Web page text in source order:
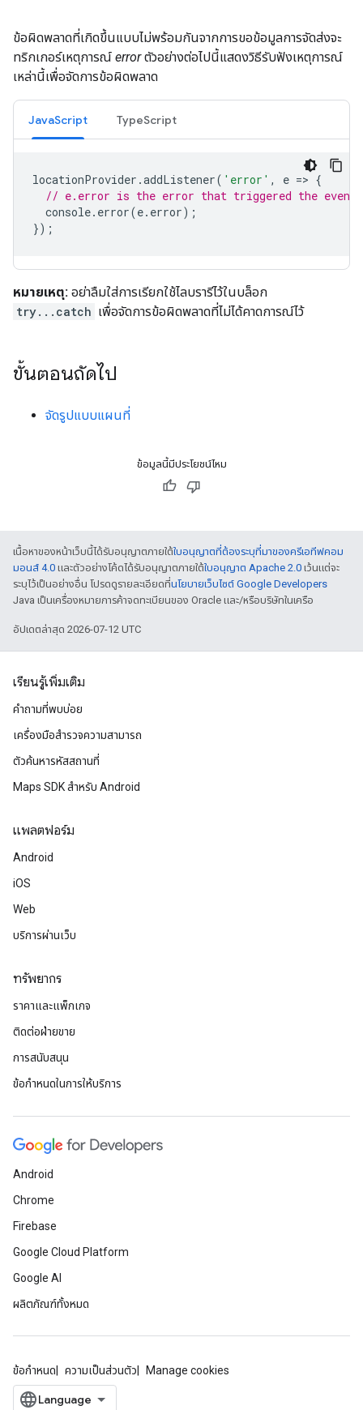
ข้อผิดพลาดที่เกิดขึ้นแบบไม่พร้อมกันจากการขอข้อมูลการจัดส่งจะ
ทริกเกอร์เหตุการณ์ errorตัวอย่างต่อไปนี้แสดงวิธีรับฟังเหตุการณ์
เหล่านี้เพื่อจัดการข้อผิดพลาด
JavaScript TypeScript
locationProvider .addListener( 'error' , e => {
// e.error is the error that triggered the event.
console. error(e. error);
});
หมายเหตุ: อย่าลืมใส่การเรียกใช้ไลบรารีไว้ในบล็อก
try...catch เพื่อจัดการข้อผิดพลาดที่ไม่ได้คาดการณ์ไว้
ขั้นตอนถัดไป
จัดรูปแบบแผนที่
ข้อมูลนี้มีประโยชน์ไหม
เนื้อหาของหน้าเว็บนี้ได้รับอนุญาตภายใต้ใบอนุญาตที่ต้องระบุที่มาของครีเอทีฟคอม
มอนส์ 4.0 และตัวอย่างโค้ดได้รับอนุญาตภายใต้ใบอนุญาต Apache 2.0 เว้นแต่จะ
ระบุไว้เป็นอย่างอื่น โปรดดูรายละเอียดที่นโยบายเว็บไซต์ Google Developers
Java เป็นเครื่องหมายการค้าจดทะเบียนของ Oracle และ/หรือบริษัทในเครือ
อัปเดตล่าสุด 2026-07-12 UTC
เรียนรู้เพิ่มเติม
คำถามที่พบบ่อย
เครื่องมือสำรวจความสามารถ
ตัวค้นหารหัสสถานที่
Maps SDK สำหรับ Android
แพลตฟอร์ม
Android
iOS
Web
บริการผ่านเว็บ
ทรัพยากร
ราคาและแพ็กเกจ
ติดต่อฝ่ายขาย
การสนับสนุน
ข้อกำหนดในการให้บริการ
Android
Chrome
Firebase
Google Cloud Platform
Google AI
ผลิตภัณฑ์ทั้งหมด
ข้อกำหนด ความเป็นส่วนตัว Manage cookies